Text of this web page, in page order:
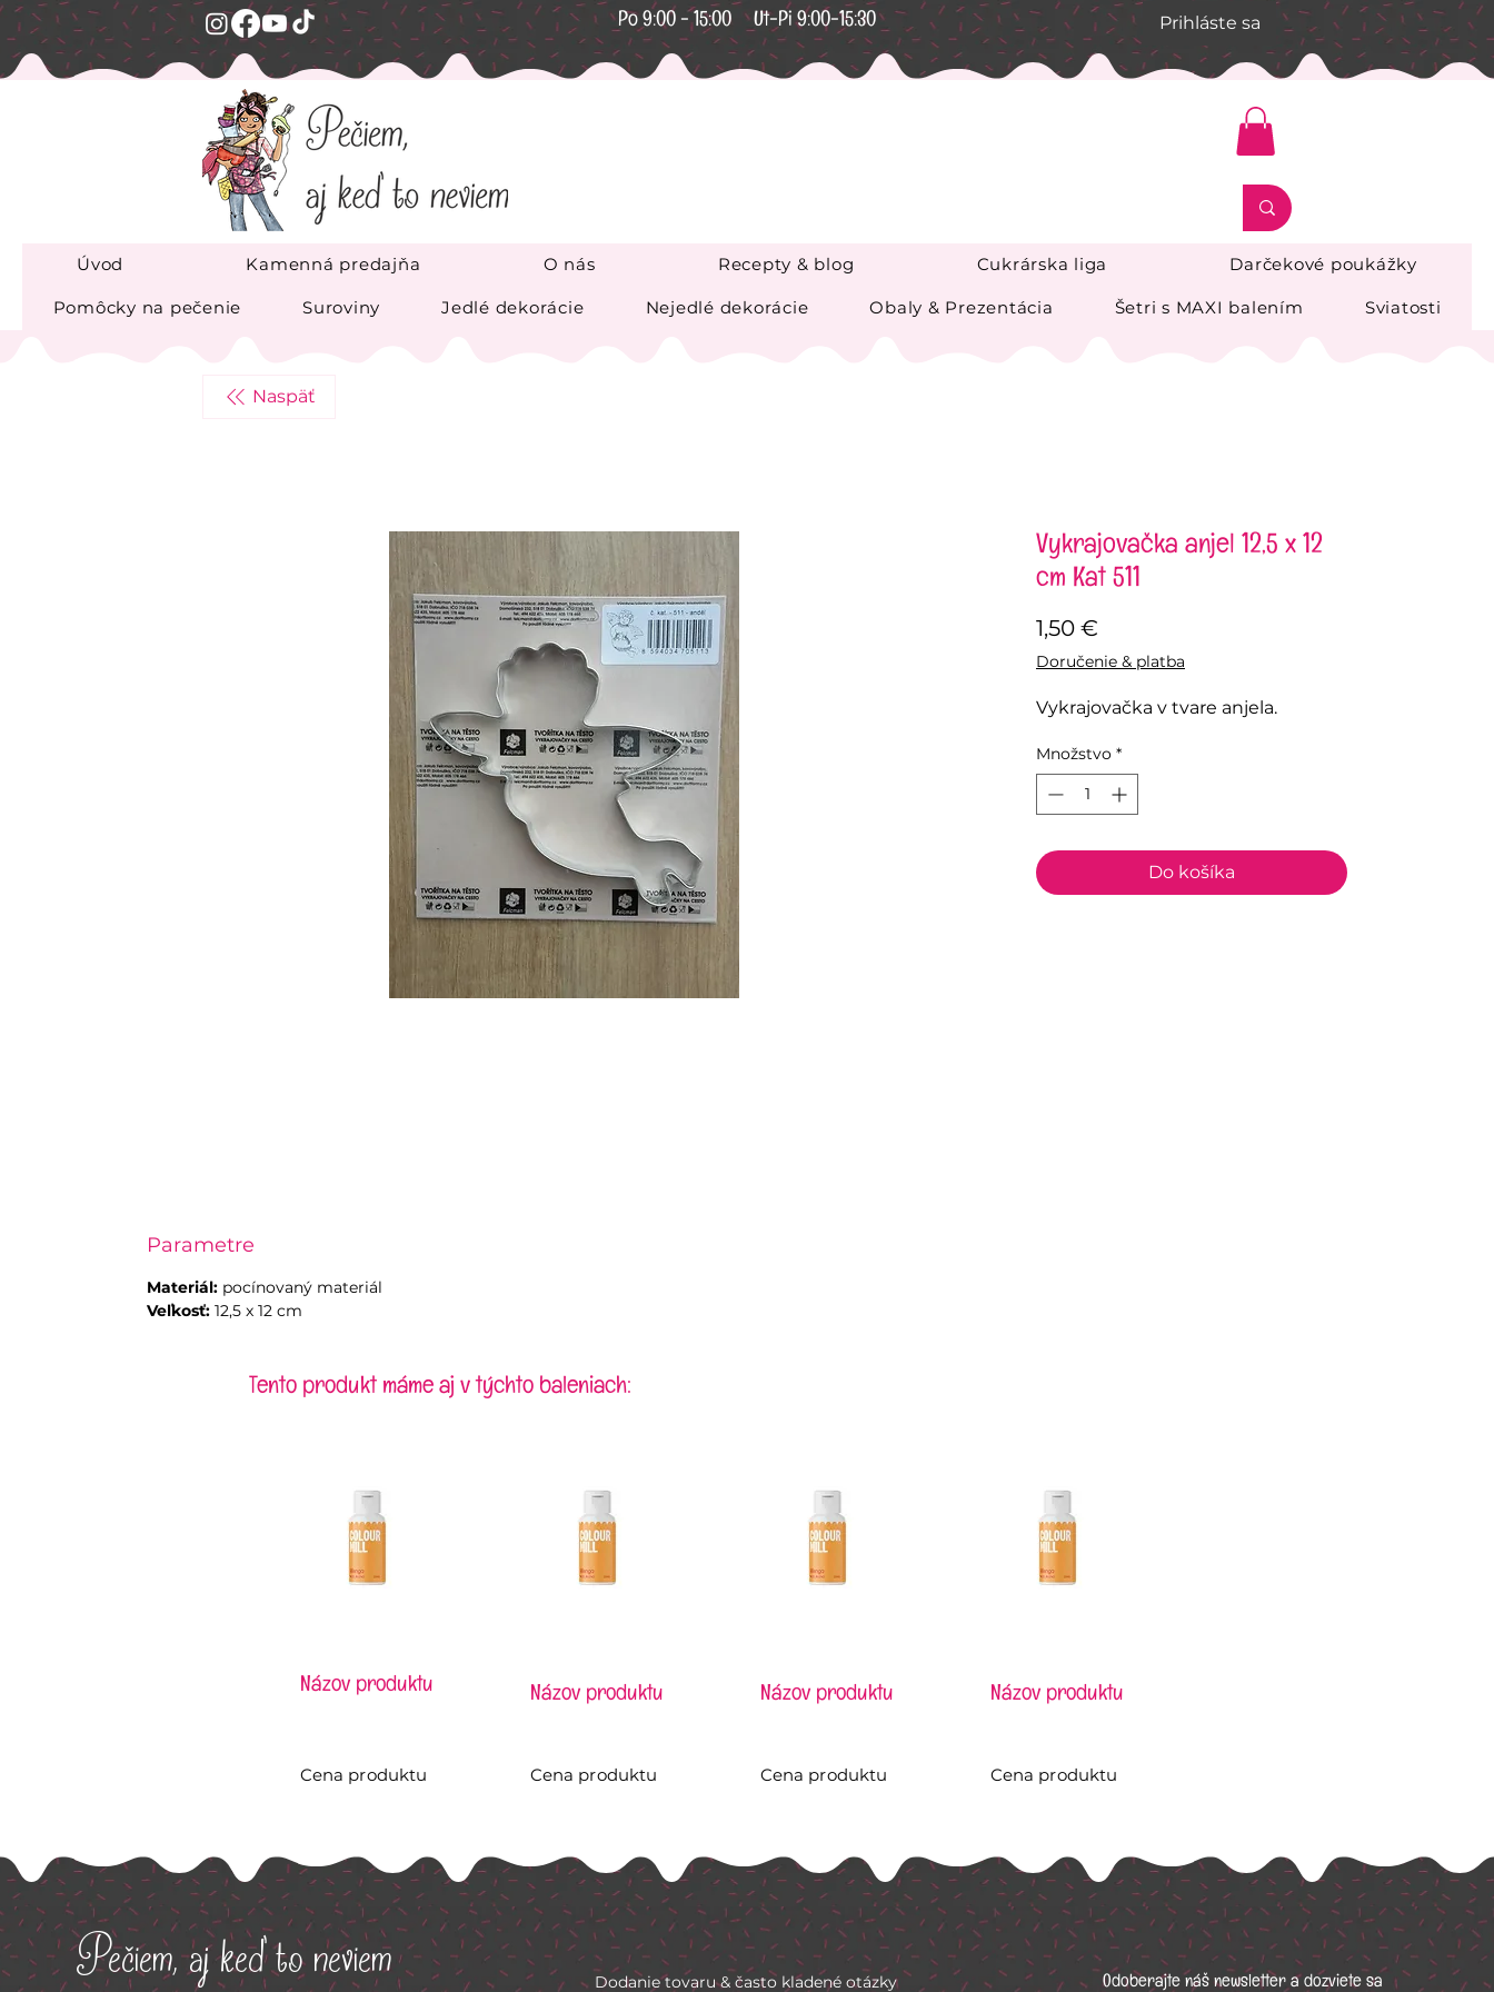
Po 9:00 - 15:00 Ut-Pi 9:00-15:30 Prihláste sa
Úvod Kamenná predajňa O nás Recepty & blog Cukrárska liga Darčekové poukážky
Pomôcky na pečenie Suroviny Jedlé dekorácie Nejedlé dekorácie Obaly & Prezentácia Šetri s MAXI balením Sviatosti
Naspäť
Vykrajovačka anjel 12,5 x 12
cm Kat 511
1,50 €
Doručenie & platba
Vykrajovačka v tvare anjela.
Množstvo *
Do košíka
Parametre
Materiál: pocínovaný materiál
Veľkosť: 12,5 x 12 cm
Tento produkt máme aj v týchto baleniach:
Názov produktu
Cena produktu
Názov produktu
Cena produktu
Názov produktu
Cena produktu
Názov produktu
Cena produktu
Pečiem, aj keď to neviem Dodanie tovaru & často kladené otázky Odoberajte náš newsletter a dozviete sa